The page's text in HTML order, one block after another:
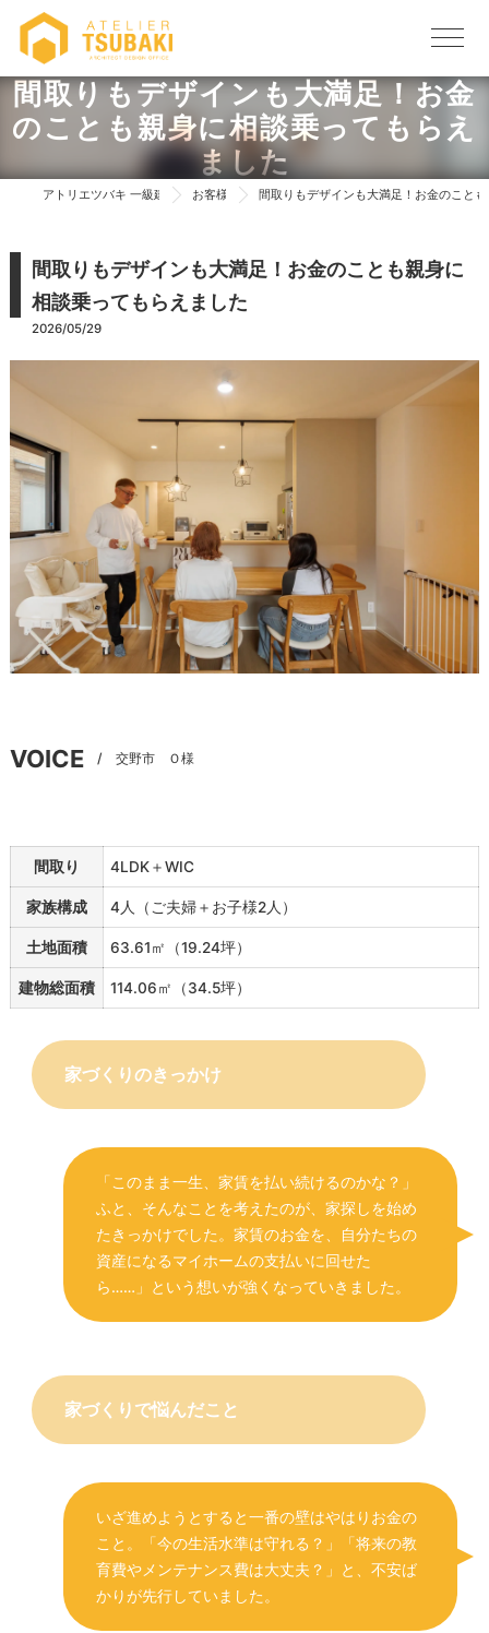
間取りもデザインも大満足！お金
のことも親身に相談乗ってもらえ
ました
アトリエツバキ 一級建築士事務所 TOP
お客様の声 間取りもデザインも大満足！お金のこと
間取りもデザインも大満足！お金のことも親身に
相談乗ってもらえました
2026/05/29
VOICE 交野市 Ｏ様
間取り 4LDK＋WIC
家族構成 4人（ご夫婦＋お子様2人）
土地面積 63.61㎡（19.24坪）
建物総面積 114.06㎡（34.5坪）
家づくりのきっかけ
「このまま一生、家賃を払い続けるのかな？」
ふと、そんなことを考えたのが、家探しを始め
たきっかけでした。家賃のお金を、自分たちの
資産になるマイホームの支払いに回せた
ら……」という想いが強くなっていきました。
家づくりで悩んだこと
いざ進めようとすると一番の壁はやはりお金の
こと。「今の生活水準は守れる？」「将来の教
育費やメンテナンス費は大丈夫？」と、不安ば
かりが先行していました。